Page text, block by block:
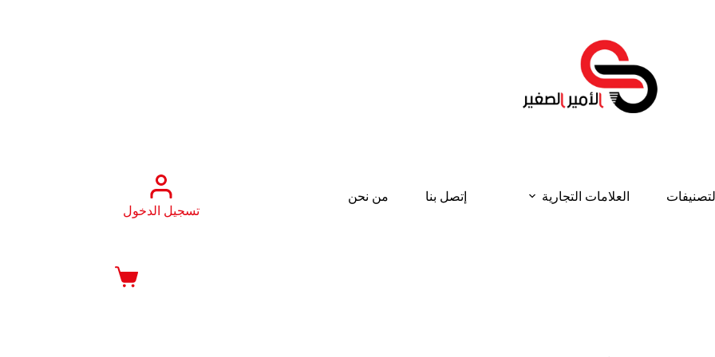
التصنيفات العلامات التجارية إتصل بنا
من نحن
تسجيل الدخول
عربة